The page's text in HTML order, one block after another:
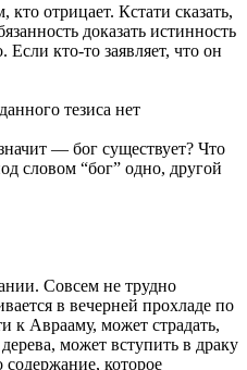
отрицает. Кстати сказать,
доказать истинность
кто-то заявляет, что он
тезиса нет
— бог существует? Что
словом “бог” одно, другой
Совсем не трудно
в вечерней прохладе по
к Аврааму, может страдать,
может вступить в драку
которое